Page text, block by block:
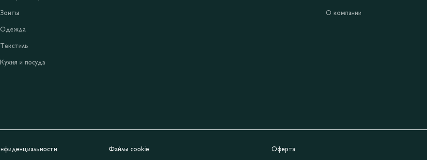
Зонты
Одежда
Текстиль
Кухня и посуда
О компании
Файлы cookie Оферта